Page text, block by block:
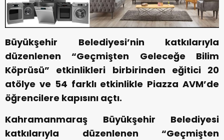
Büyükşehir Belediyesi’nin katkılarıyla
düzenlenen “Geçmişten Geleceğe Bilim
Köprüsü” etkinlikleri birbirinden eğitici 20
atölye ve 54 farklı etkinlikle Piazza AVM’de
öğrencilere kapısını açtı.
Kahramanmaraş Büyükşehir Belediyesi
katkılarıyla düzenlenen “Geçmişten